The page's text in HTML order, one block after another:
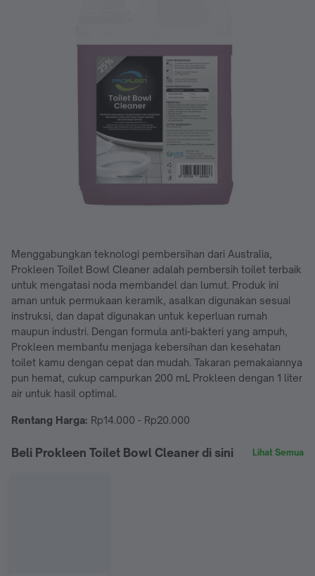
Menggabungkan teknologi pembersihan dari Australia,
Prokleen Toilet Bowl Cleaner adalah pembersih toilet terbaik
untuk mengatasi noda membandel dan lumut. Produk ini
aman untuk permukaan keramik, asalkan digunakan sesuai
instruksi, dan dapat digunakan untuk keperluan rumah
maupun industri. Dengan formula anti-bakteri yang ampuh,
Prokleen membantu menjaga kebersihan dan kesehatan
toilet kamu dengan cepat dan mudah. Takaran pemakaiannya
pun hemat, cukup campurkan 200 mL Prokleen dengan 1 liter
air untuk hasil optimal.
Rentang Harga: Rp14.000 - Rp20.000
Beli Prokleen Toilet Bowl Cleaner di sini Lihat Semua